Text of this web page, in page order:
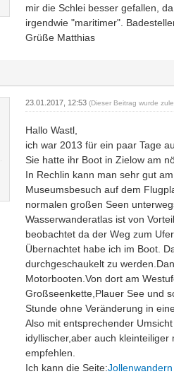
mir die Schlei besser gefallen,
irgendwie "maritimer".
Grüße Matthias
23.01.2017, 12:53 (Dieser Beitrag wurde
Hallo Wastl,
ich war 2013 für ein paar Tage
Sie hatte ihr Boot in Zielow am
In Rechlin kann man sehr gut
Museumsbesuch auf dem
normalen großen Seen
Wasserwanderatlas ist von
beobachtet da der Weg zum
Übernachtet habe ich im Boot.
durchgeschaukelt zu
Motorbooten.Von dort am
Großseenkette,Plauer See und
Stunde ohne Veränderung in
Also mit entsprechender
idyllischer,aber auch
empfehlen.
Ich kann die Seite:Jollenwandern